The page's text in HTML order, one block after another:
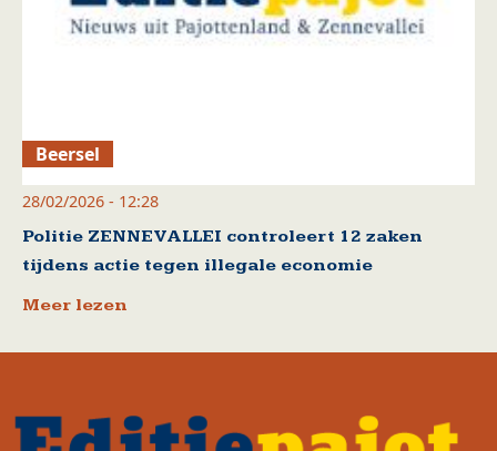
Beersel
28/02/2026 - 12:28
Politie ZENNEVALLEI controleert 12 zaken
tijdens actie tegen illegale economie
Meer lezen